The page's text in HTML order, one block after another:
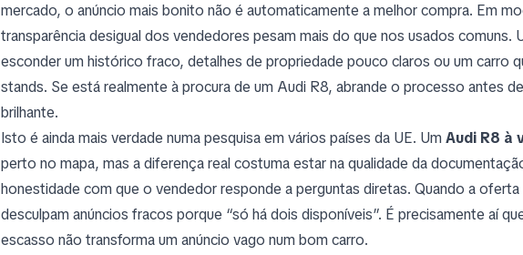
mercado, o anúncio mais bonito não é automaticamente a melhor compra. Em
transparência desigual dos vendedores pesam mais do que nos usados
esconder um histórico fraco, detalhes de propriedade pouco claros ou um carro
stands. Se está realmente à procura de um Audi R8, abrande o processo antes
brilhante.
Isto é ainda mais verdade numa pesquisa em vários países da UE. Um Audi R8 à
perto no mapa, mas a diferença real costuma estar na qualidade da
honestidade com que o vendedor responde a perguntas diretas. Quando a
desculpam anúncios fracos porque “só há dois disponíveis”. É precisamente aí
escasso não transforma um anúncio vago num bom carro.